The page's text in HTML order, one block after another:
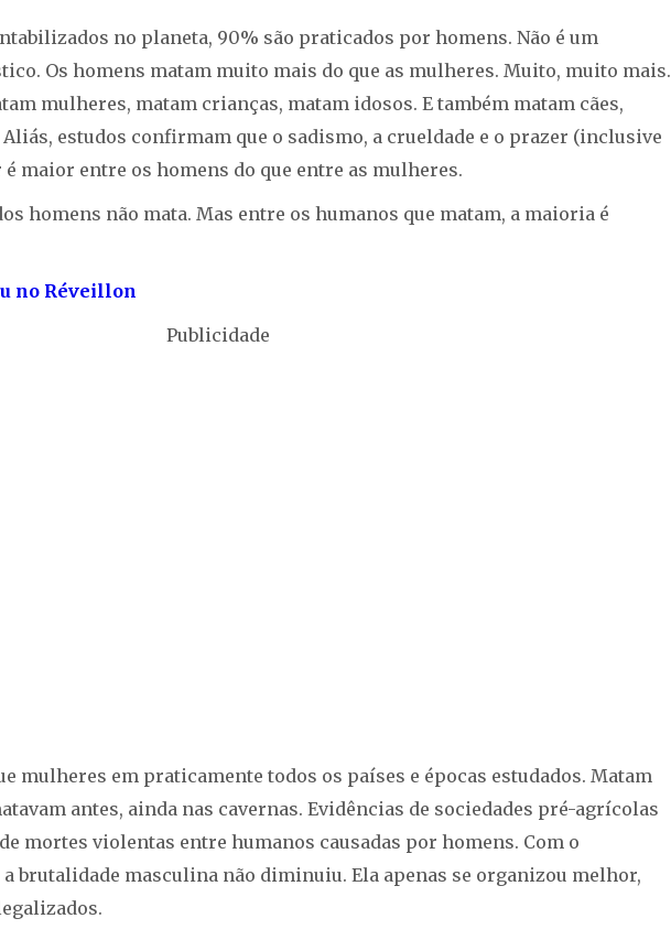
no planeta, 90% são praticados por homens. Não é um
Os homens matam muito mais do que as mulheres. Muito, muito mais.
mulheres, matam crianças, matam idosos. E também matam cães,
estudos confirmam que o sadismo, a crueldade e o prazer (inclusive
maior entre os homens do que entre as mulheres.
homens não mata. Mas entre os humanos que matam, a maioria é
no Réveillon
Publicidade
mulheres em praticamente todos os países e épocas estudados. Matam
antes, ainda nas cavernas. Evidências de sociedades pré-agrícolas
mortes violentas entre humanos causadas por homens. Com o
brutalidade masculina não diminuiu. Ela apenas se organizou melhor,